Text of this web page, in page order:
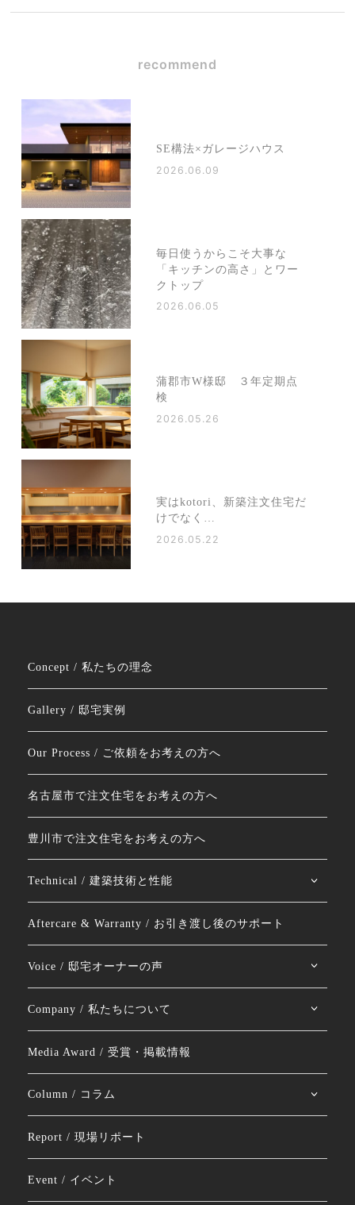
recommend
SE構法×ガレージハウス
2026.06.09
毎日使うからこそ大事な
「キッチンの高さ」とワー
クトップ
2026.06.05
蒲郡市W様邸 ３年定期点
検
2026.05.26
実はkotori、新築注文住宅だ
けでなく…
2026.05.22
Concept / 私たちの理念
Gallery / 邸宅実例
Our Process / ご依頼をお考えの方へ
名古屋市で注文住宅をお考えの方へ
豊川市で注文住宅をお考えの方へ
Technical / 建築技術と性能
Aftercare & Warranty / お引き渡し後のサポート
Voice / 邸宅オーナーの声
Company / 私たちについて
Media Award / 受賞・掲載情報
Column / コラム
Report / 現場リポート
Event / イベント